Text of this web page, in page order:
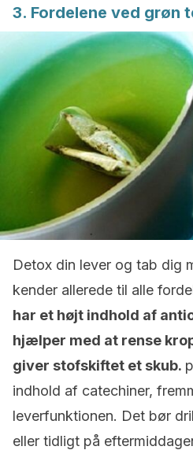
3. Fordelene ved grøn
Detox din lever og tab dig
kender allerede til alle
har et højt indhold af
hjælper med at rense
giver stofskiftet et skub.
indhold af catechiner,
leverfunktionen. Det bør
eller tidligt på